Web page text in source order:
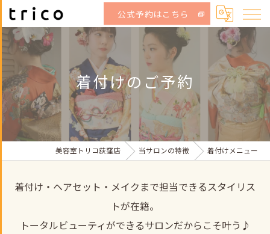
公式予約はこちら
着付けのご予約
美容室トリコ荻窪店 当サロンの特徴 着付けメニュー
着付け・ヘアセット・メイクまで担当できるスタイリス
トが在籍。
トータルビューティができるサロンだからこそ叶う♪